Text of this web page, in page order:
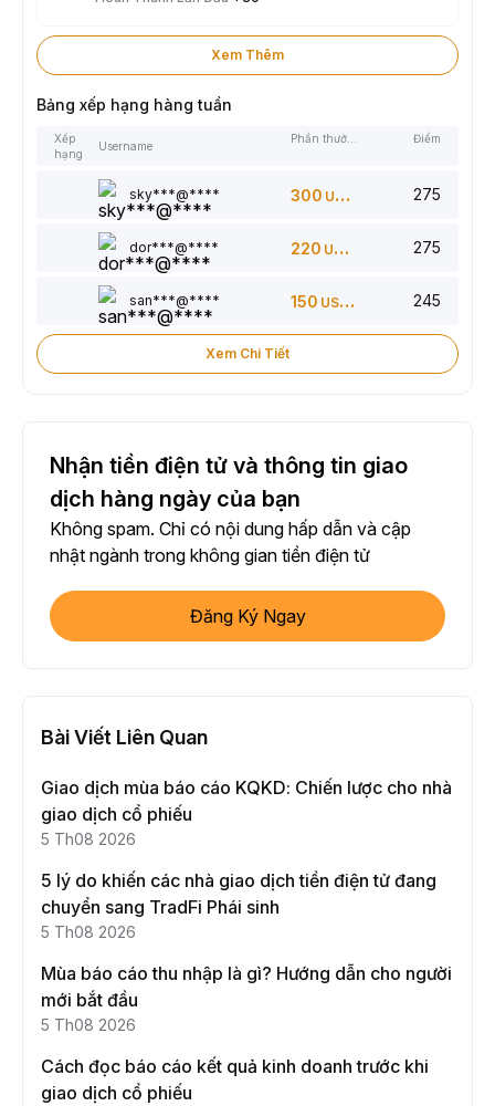
Xem Thêm
Bảng xếp hạng hàng tuần
Xếp
hạng
Username
Điểm
sky***@**** 300 USDT 275
dor***@**** 220 USDT 275
san***@**** 150 USDT 245
Xem Chi Tiết
Nhận tiền điện tử và thông tin giao
dịch hàng ngày của bạn
Không spam. Chỉ có nội dung hấp dẫn và cập
nhật ngành trong không gian tiền điện tử
Đăng Ký Ngay
Bài Viết Liên Quan
Giao dịch mùa báo cáo KQKD: Chiến lược cho nhà
giao dịch cổ phiếu
5 Th08 2026
5 lý do khiến các nhà giao dịch tiền điện tử đang
chuyển sang TradFi Phái sinh
5 Th08 2026
Mùa báo cáo thu nhập là gì? Hướng dẫn cho người
mới bắt đầu
5 Th08 2026
Cách đọc báo cáo kết quả kinh doanh trước khi
giao dịch cổ phiếu